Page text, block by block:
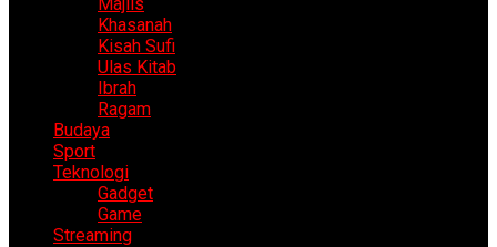
Khasanah
Kisah Sufi
Ulas Kitab
Ibrah
Ragam
Budaya
Sport
Teknologi
Gadget
Game
Streaming